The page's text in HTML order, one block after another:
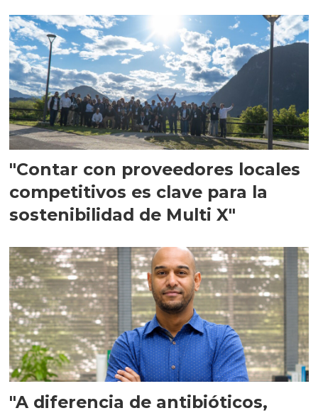
"Contar con proveedores locales
competitivos es clave para la
sostenibilidad de Multi X"
"A diferencia de antibióticos,